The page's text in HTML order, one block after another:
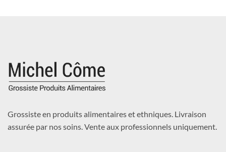
Grossiste en produits alimentaires et ethniques. Livraison
assurée par nos soins. Vente aux professionnels uniquement.